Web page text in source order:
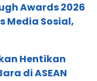
Awards 2026
Media Sosial,
Hentikan
di ASEAN